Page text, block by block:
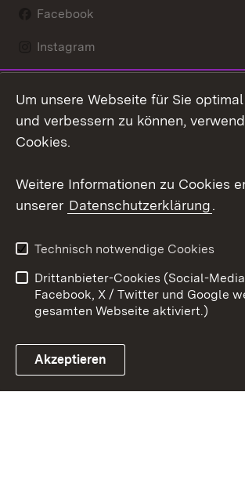
Facebook
Instagram
Social Wall
Youtube
Link zum Landesportal
Kontakt
Datenschutz
Barrierefreiheit
Impressum Cookies
Um unsere Webseite für Sie
und verbessern zu können,
Cookies.
Weitere Informationen zu Cookies
unserer Datenschutzerklärung.
Technisch notwendige Cookies
Drittanbieter-Cookies (Social-
Facebook, X / Twitter und Google
gesamten Webseite aktiviert.)
Akzeptieren